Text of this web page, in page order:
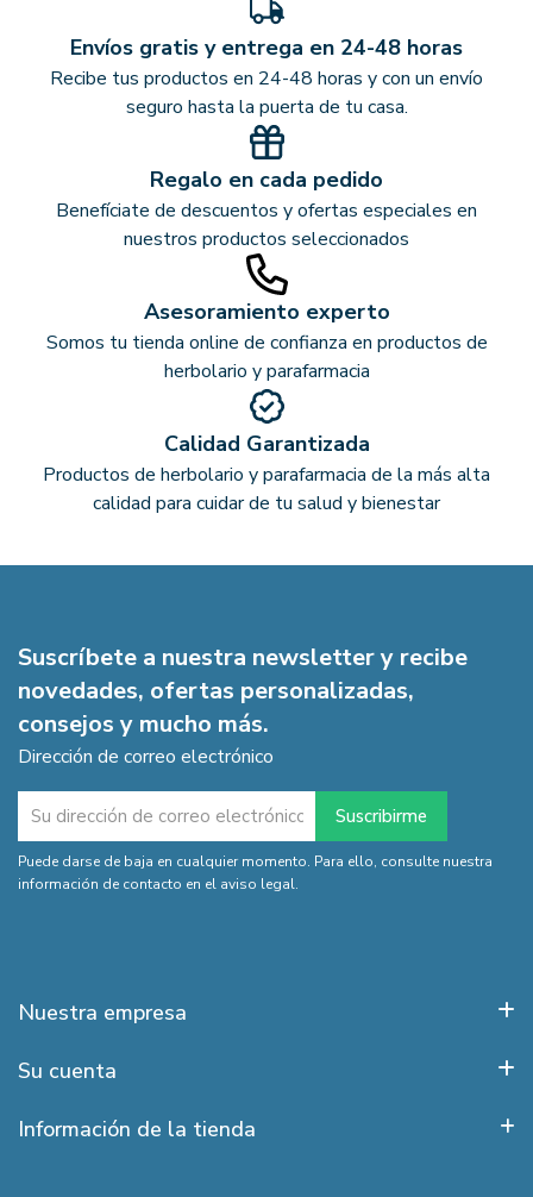
Envíos gratis y entrega en 24-48 horas
Recibe tus productos en 24-48 horas y con un envío
seguro hasta la puerta de tu casa.
Regalo en cada pedido
Benefíciate de descuentos y ofertas especiales en
nuestros productos seleccionados
Asesoramiento experto
Somos tu tienda online de confianza en productos de
herbolario y parafarmacia
Calidad Garantizada
Productos de herbolario y parafarmacia de la más alta
calidad para cuidar de tu salud y bienestar
Suscríbete a nuestra newsletter y recibe
novedades, ofertas personalizadas,
consejos y mucho más.
Dirección de correo electrónico
Puede darse de baja en cualquier momento. Para ello, consulte nuestra
información de contacto en el aviso legal.
Nuestra empresa
Su cuenta
Información de la tienda